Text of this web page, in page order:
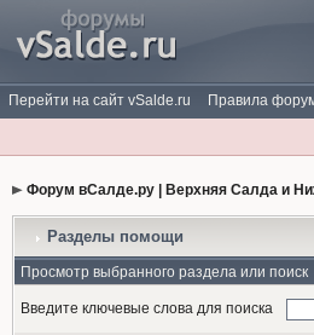
Перейти на сайт vSalde.ru Правила
Форум вСалде.ру | Верхняя Салда и
Разделы помощи
Просмотр выбранного раздела или поиск
Введите ключевые слова для поиска